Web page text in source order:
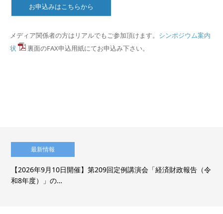
お申込みはこちらから
メディア関係者の方はリアルでもご参加頂けます。 シンポジウム案内
状
裏面のFAX申込用紙にてお申込み下さい。
最新情報
【2026年9月10日開催】第209回定例講演会「経済財政報告（令
和8年度）」の…